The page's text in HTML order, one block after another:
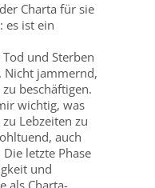
Charta für sie
es ist ein
und Sterben
Nicht jammernd,
beschäftigen.
wichtig, was
Lebzeiten zu
auch
letzte Phase
und